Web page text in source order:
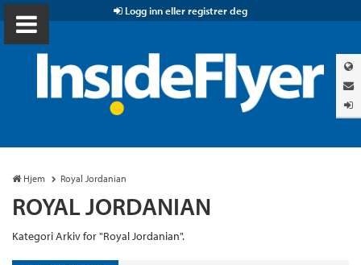
Logg inn eller registrer deg
Hjem Royal Jordanian
ROYAL JORDANIAN
Kategori Arkiv for "Royal Jordanian".